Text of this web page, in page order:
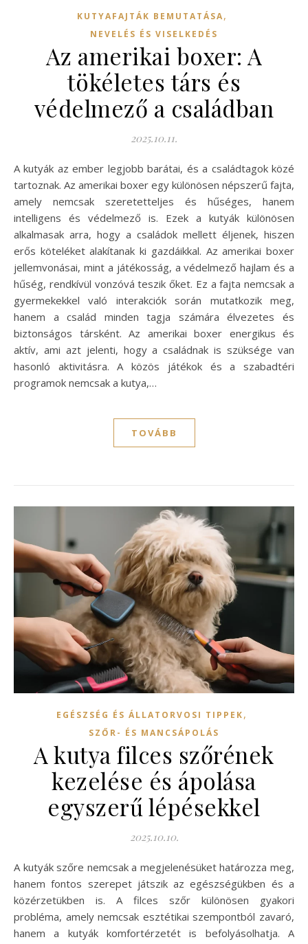
KUTYAFAJTÁK BEMUTATÁSA,
NEVELÉS ÉS VISELKEDÉS
Az amerikai boxer: A
tökéletes társ és
védelmező a családban
2025.10.11.
A kutyák az ember legjobb barátai, és a családtagok közé
tartoznak. Az amerikai boxer egy különösen népszerű fajta,
amely nemcsak szeretetteljes és hűséges, hanem
intelligens és védelmező is. Ezek a kutyák különösen
alkalmasak arra, hogy a családok mellett éljenek, hiszen
erős köteléket alakítanak ki gazdáikkal. Az amerikai boxer
jellemvonásai, mint a játékosság, a védelmező hajlam és a
hűség, rendkívül vonzóvá teszik őket. Ez a fajta nemcsak a
gyermekekkel való interakciók során mutatkozik meg,
hanem a család minden tagja számára élvezetes és
biztonságos társként. Az amerikai boxer energikus és
aktív, ami azt jelenti, hogy a családnak is szüksége van
hasonló aktivitásra. A közös játékok és a szabadtéri
programok nemcsak a kutya,…
TOVÁBB
EGÉSZSÉG ÉS ÁLLATORVOSI TIPPEK,
SZŐR- ÉS MANCSÁPOLÁS
A kutya filces szőrének
kezelése és ápolása
egyszerű lépésekkel
2025.10.10.
A kutyák szőre nemcsak a megjelenésüket határozza meg,
hanem fontos szerepet játszik az egészségükben és a
közérzetükben is. A filces szőr különösen gyakori
probléma, amely nemcsak esztétikai szempontból zavaró,
hanem a kutyák komfortérzetét is befolyásolhatja. A